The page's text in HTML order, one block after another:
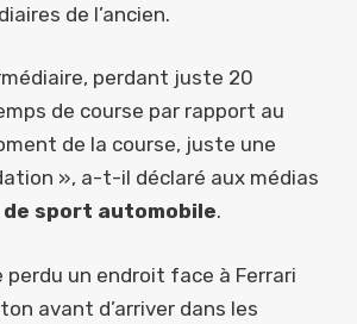
de l’ancien.
perdant juste 20
de course par rapport au
de la course, juste une
», a-t-il déclaré aux médias
de sport automobile.
un endroit face à Ferrari
avant d’arriver dans les